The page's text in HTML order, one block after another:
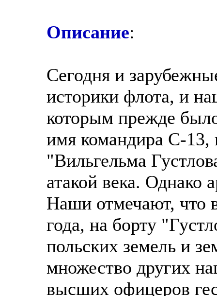
Описание:
Сегодня и
историки флота, и
которым прежде
имя командира С-13,
"Вильгельма
атакой века. Однако
Наши отмечают, что
года, на борту
польских земель и
множество других
высших офицеров